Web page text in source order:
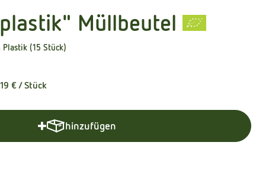
Müllbeutel
(15 Stück)
€/ Stück
hinzufügen
Produkt zum Warenkorb hinzufügen